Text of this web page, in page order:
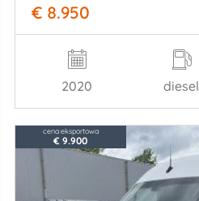
€ 8.950
2020 diesel
cena eksportowa
€ 9.900